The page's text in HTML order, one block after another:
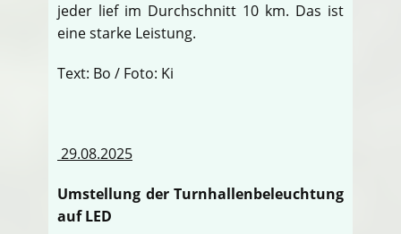
jeder lief im Durchschnitt 10 km. Das ist
eine starke Leistung.
Text: Bo / Foto: Ki
29.08.2025
Umstellung der Turnhallenbeleuchtung
auf LED